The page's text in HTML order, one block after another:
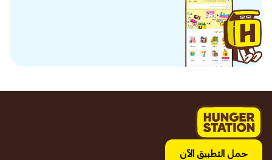
حمل التطبيق الآن